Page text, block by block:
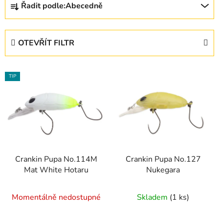
z
p
d
Řadit podle:Abecedně
OTEVŘÍT FILTR
V
ý
s
TIP
Crankin Pupa No.114M
Mat White Hotaru
Momentálně nedostupné
Crankin Pupa No.127
Nukegara
Skladem (1 ks)